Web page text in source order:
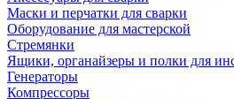
Маски и перчатки для сварки
Оборудование для мастерской
Стремянки
Ящики, органайзеры и полки для
Генераторы
Компрессоры